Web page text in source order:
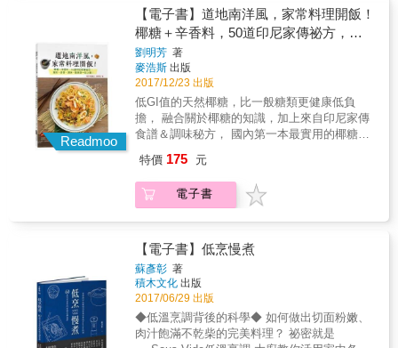
生，再這樣下去絕對會「蔬菜攝取不足！」為
了求心安，只好求助果菜汁和便利商店的沙
拉。外食族攝取蔬菜確實很不容易！所以在家
小酌時就該多吃蔬菜。自己做的蔬食下酒菜健
康又安心，吃再多也沒關係。和外食比起來，
既物美又價廉！今晚就來一起大口吃菜大口喝
酒！ ★ 大口吃肉、海鮮享食 在家小酌時，通
常會選擇雞或豬。在外吃「烤肉」、「牛排」
是不錯，可是在家喝一杯老是配蔬菜未免太寒
酸！因此不斷地思考出如何料理「別出心裁的
肉類下酒菜」。入味、溫度、烹調方法、擺盤
&hellip;只要一點點小秘訣，熟悉的肉類料理也
可以變成一道道「配酒小菜」。 獨自小酌時吃
烤」，店員就會幫忙把魚處理好，回家料理時
就會超方便。 ★ 水果也能變佳餚 或許有些人
小時候不喜歡吃水果。自己主動吃水果更是不
可能，不過如果已經削皮去籽、上面還插著竹
籤的話，可能還會免為其難地吃幾口。不過
「酒和水果！&hellip;實在超級對味！」 加點起
司和油，一下子就是美味的「下酒菜」。尤其
營養與自然原味，使料理的口感質地更多汁鮮
美， 透過今日的科技──料理者能夠更準確地控
制溫度，使烹調成果更精準、品質更一致！ 本
書由米其林三星主廚璜‧洛卡，帶領全球最佳餐
廳「El Celler de Can Roca」料理團隊 匯集十
多年來所奉行之低溫烹調精髓技法與數據， 從
科學的基礎與食材的特性著手，
Readmoo
【電子書】道地南洋風，家常料理開飯！
椰糖＋辛香料，50道印尼家傳祕方，增
色、添香、調味，酸辣甜一吃上癮！
劉明芳 著
麥浩斯 出版
2017/12/23 出版
低GI值的天然椰糖，比一般糖類更健康低負
擔， 融合關於椰糖的知識，加上來自印尼家傳
食譜＆調味秘方， 國內第一本最實用的椰糖專
到，把這本書帶回家， 人人都能料理出色彩繽
紛、香辣帶勁、酸甜夠味的異國風味！ 講到南
洋食材，清爽可口的椰子及其製品，總是為人
糖，色澤金黃、微淡焦香、甜度適中，更特別
的是，椰糖的升糖指數（GI值）僅35，比起砂
糖110、黑糖99、蜂蜜88、楓糖漿73，是更健
康低負擔的選擇。本書是當前市面上少見的椰
糖書籍，提供更深入、豐富的椰糖訊息，幫助
讀者全盤了解椰糖的優點、健康益處和料理運
用。 作者身為印尼華僑，對她而言，椰糖不僅
特價 175 元
電子書
【電子書】低烹慢煮
蘇彥彰 著
積木文化 出版
2017/06/29 出版
◆低溫烹調背後的科學◆ 如何做出切面粉嫩、
肉汁飽滿不乾柴的完美料理？ 祕密就是